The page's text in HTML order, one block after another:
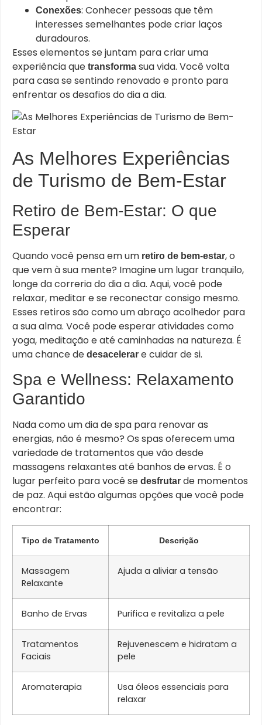
Conexões: Conhecer pessoas que têm
interesses semelhantes pode criar laços
duradouros.
Esses elementos se juntam para criar uma
experiência que transforma sua vida. Você volta
para casa se sentindo renovado e pronto para
enfrentar os desafios do dia a dia.
As Melhores Experiências
de Turismo de Bem-Estar
Retiro de Bem-Estar: O que
Esperar
Quando você pensa em um retiro de bem-estar, o
que vem à sua mente? Imagine um lugar tranquilo,
longe da correria do dia a dia. Aqui, você pode
relaxar, meditar e se reconectar consigo mesmo.
Esses retiros são como um abraço acolhedor para
a sua alma. Você pode esperar atividades como
yoga, meditação e até caminhadas na natureza. É
uma chance de desacelerar e cuidar de si.
Spa e Wellness: Relaxamento
Garantido
Nada como um dia de spa para renovar as
energias, não é mesmo? Os spas oferecem uma
variedade de tratamentos que vão desde
massagens relaxantes até banhos de ervas. É o
lugar perfeito para você se desfrutar de momentos
de paz. Aqui estão algumas opções que você pode
encontrar:
Tipo de Tratamento Descrição
Massagem
Relaxante
Ajuda a aliviar a tensão
Banho de Ervas Purifica e revitaliza a pele
Tratamentos
Faciais
Rejuvenescem e hidratam a
pele
Aromaterapia
Usa óleos essenciais para
relaxar